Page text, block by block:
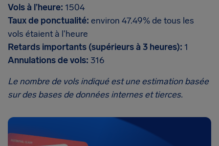
Vols à l’heure: 1504
Taux de ponctualité: environ 47.49% de tous les
vols étaient à l'heure
Retards importants (supérieurs à 3 heures): 1
Annulations de vols: 316
Le nombre de vols indiqué est une estimation basée
sur des bases de données internes et tierces.